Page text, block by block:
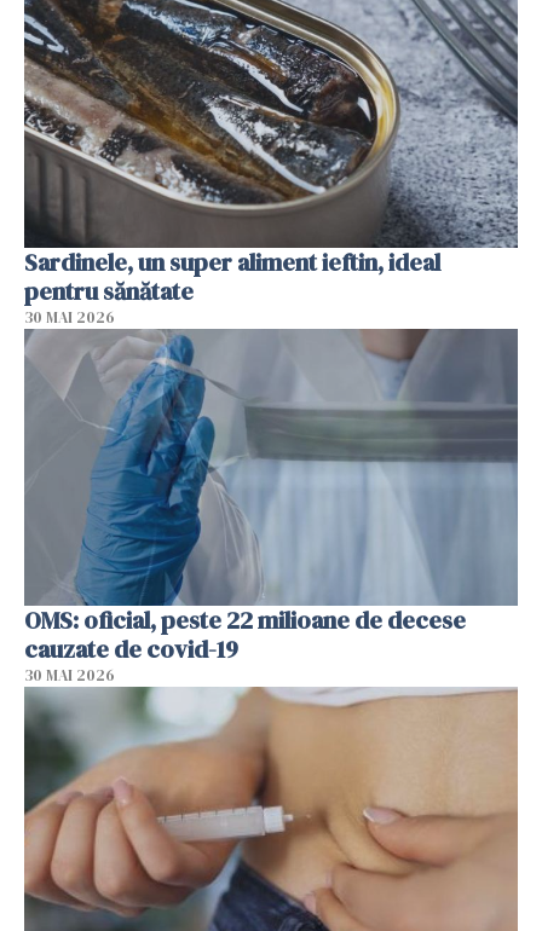
Sardinele, un super aliment ieftin, ideal
pentru sănătate
30 MAI 2026
OMS: oficial, peste 22 milioane de decese
cauzate de covid-19
30 MAI 2026